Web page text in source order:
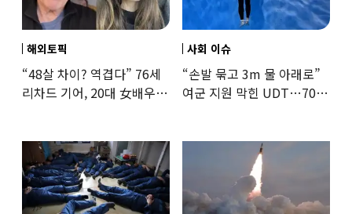
해외토픽
“48살 차이? 역겹다” 76세
리차드 기어, 20대 女배우와
사회 이슈
“손발 묶고 3m 물 아래로”
여군 지원 막힌 UDT…707